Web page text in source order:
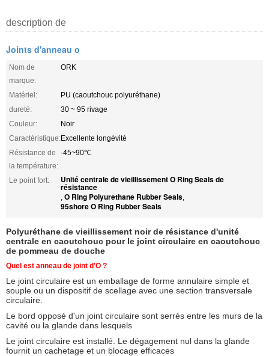
description de
Joints d'anneau o
Nom de
marque:
ORK
Matériel:
PU (caoutchouc polyuréthane)
dureté:
30 ~ 95 rivage
Couleur:
Noir
Caractéristique:Excellente longévité
Résistance de
la température:
-45~90℃
Le point fort: Unité centrale de vieillissement O Ring Seals de
résistance
, O Ring Polyurethane Rubber Seals,
95shore O Ring Rubber Seals
Polyuréthane de vieillissement noir de résistance d'unité
centrale en caoutchouc pour le joint circulaire en caoutchouc
de pommeau de douche
Quel est anneau de joint d'O ?
Le joint circulaire est un emballage de forme annulaire simple et
souple ou un dispositif de scellage avec une section transversale
circulaire.
Le bord opposé d'un joint circulaire sont serrés entre les murs de la
cavité ou la glande dans lesquels
Le joint circulaire est installé. Le dégagement nul dans la glande
fournit un cachetage et un blocage efficaces